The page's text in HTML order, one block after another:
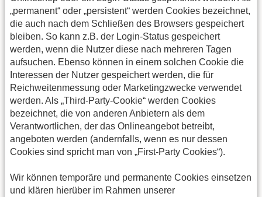
„permanent“ oder „persistent“ werden Cookies bezeichnet,
die auch nach dem Schließen des Browsers gespeichert
bleiben. So kann z.B. der Login-Status gespeichert
werden, wenn die Nutzer diese nach mehreren Tagen
aufsuchen. Ebenso können in einem solchen Cookie die
Interessen der Nutzer gespeichert werden, die für
Reichweitenmessung oder Marketingzwecke verwendet
werden. Als „Third-Party-Cookie“ werden Cookies
bezeichnet, die von anderen Anbietern als dem
Verantwortlichen, der das Onlineangebot betreibt,
angeboten werden (andernfalls, wenn es nur dessen
Cookies sind spricht man von „First-Party Cookies“).
Wir können temporäre und permanente Cookies einsetzen
und klären hierüber im Rahmen unserer